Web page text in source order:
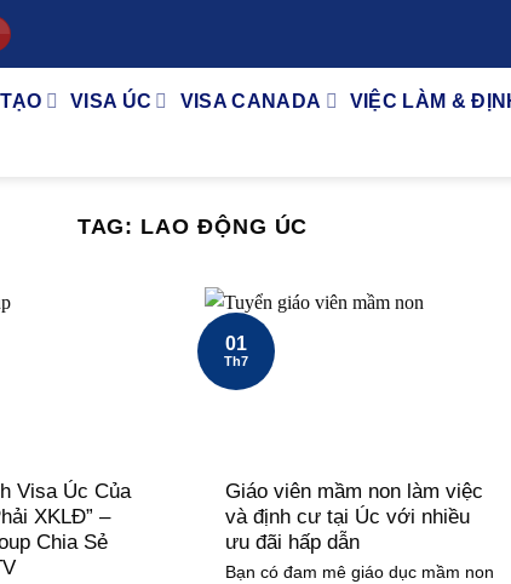
VISA ÚC VISA CANADA VIỆC LÀM &
TAG: LAO ĐỘNG ÚC
Visa Úc Của
XKLĐ” –
Chia Sẻ
Giáo viên mầm non làm việc
và định cư tại Úc với nhiều
ưu đãi hấp dẫn
Bạn có đam mê giáo dục mầm non
01
Th7